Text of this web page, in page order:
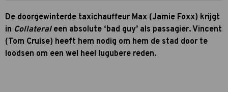
De doorgewinterde taxichauffeur Max (Jamie Foxx) krijgt
in Collateral een absolute ‘bad guy’ als passagier. Vincent
(Tom Cruise) heeft hem nodig om hem de stad door te
loodsen om een wel heel lugubere reden.